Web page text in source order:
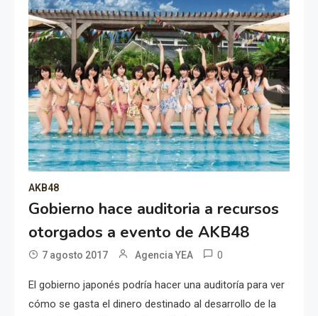
AKB48
Gobierno hace auditoria a recursos
otorgados a evento de AKB48
7 agosto 2017 Agencia YEA 0
El gobierno japonés podría hacer una auditoría para ver
cómo se gasta el dinero destinado al desarrollo de la